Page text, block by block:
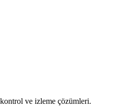
ve izleme çözümleri.